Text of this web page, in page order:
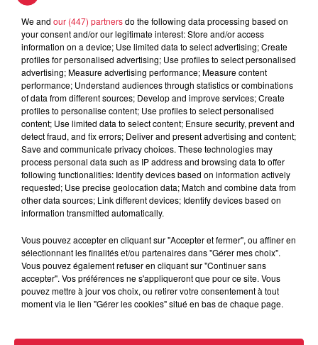
6 août 2026
Les dernières infos sur la venue du
pape à Metz en septembre
Dans la même série
Horoscope du lundi 10 août 2026
We and our (447) partnersdo the following data processing based on
your consent and/or our legitimate interest: Store and/or access
information on a device; Use limited data to select advertising; Create
profiles for personalised advertising; Use profiles to select personalised
advertising; Measure advertising performance; Measure content
performance; Understand audiences through statistics or combinations
of data from different sources; Develop and improve services; Create
profiles to personalise content; Use profiles to select personalised
content; Use limited data to select content; Ensure security, prevent and
detect fraud, and fix errors; Deliver and present advertising and content;
Save and communicate privacy choices. These technologies may
process personal data such as IP address and browsing data to offer
following functionalities: Identify devices based on information actively
requested; Use precise geolocation data; Match and combine data from
other data sources; Link different devices; Identify devices based on
information transmitted automatically.
Vous pouvez accepter en cliquant sur "Accepter et fermer", ou affiner en
sélectionnant les finalités et/ou partenaires dans "Gérer mes choix".
Vous pouvez également refuser en cliquant sur "Continuer sans
accepter". Vos préférences ne s'appliqueront que pour ce site. Vous
pouvez mettre à jour vos choix, ou retirer votre consentement à tout
moment via le lien "Gérer les cookies" situé en bas de chaque page.